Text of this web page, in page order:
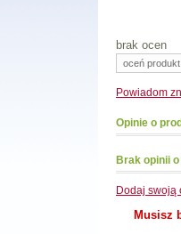
brak ocen
Powiadom
Opinie o
Brak opinii
Dodaj swoją
Musisz